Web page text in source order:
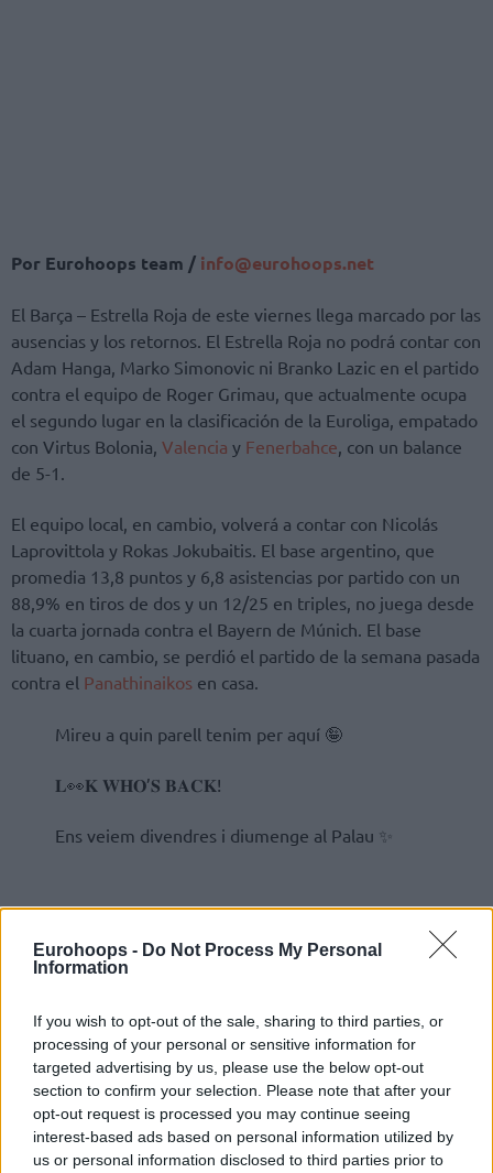
Eurohoops - Do Not Process My Personal
Information
If you wish to opt-out of the sale, sharing to third parties, or
processing of your personal or sensitive information for
targeted advertising by us, please use the below opt-out
section to confirm your selection. Please note that after your
opt-out request is processed you may continue seeing
interest-based ads based on personal information utilized by
us or personal information disclosed to third parties prior to
Por Eurohoops team / info@eurohoops.net
El Barça – Estrella Roja de este viernes llega marcado por las
ausencias y los retornos. El Estrella Roja no podrá contar con
Adam Hanga, Marko Simonovic ni Branko Lazic en el partido
contra el equipo de Roger Grimau, que actualmente ocupa
el segundo lugar en la clasificación de la Euroliga, empatado
con Virtus Bolonia, Valencia y Fenerbahce, con un balance
de 5-1.
El equipo local, en cambio, volverá a contar con Nicolás
Laprovittola y Rokas Jokubaitis. El base argentino, que
promedia 13,8 puntos y 6,8 asistencias por partido con un
88,9% en tiros de dos y un 12/25 en triples, no juega desde
la cuarta jornada contra el Bayern de Múnich. El base
lituano, en cambio, se perdió el partido de la semana pasada
contra el Panathinaikos en casa.
Mireu a quin parell tenim per aquí 🤪
𝐋👀𝐊 𝐖𝐇𝐎’𝐒 𝐁𝐀𝐂𝐊!
Ens veiem divendres i diumenge al Palau ✨